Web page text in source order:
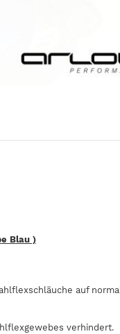
Blau )
auf
verhindert.